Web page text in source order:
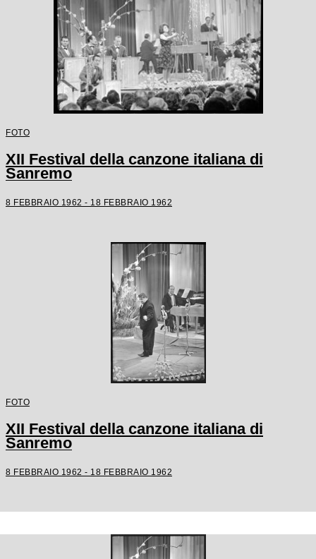
FOTO
XII Festival della canzone italiana di
Sanremo
8 FEBBRAIO 1962 - 18 FEBBRAIO 1962
FOTO
XII Festival della canzone italiana di
Sanremo
8 FEBBRAIO 1962 - 18 FEBBRAIO 1962